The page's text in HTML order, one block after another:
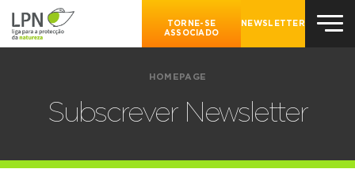
TORNE-SE
ASSOCIADO
NEWSLETTER
HOMEPAGE
Subscrever Newsletter